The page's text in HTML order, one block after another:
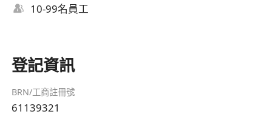
10-99名員工
登記資訊
BRN/工商註冊號
61139321